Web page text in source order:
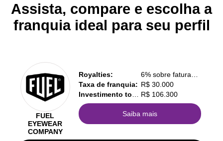
Assista, compare e escolha a
franquia ideal para seu perfil
FUEL
EYEWEAR
COMPANY
Royalties:
Taxa de franquia: R$ 30.000
R$ 106.300
Saiba mais